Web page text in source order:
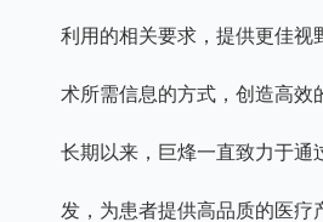
利用的相关要求，提供更佳视
术所需信息的方式，创造高效
长期以来，巨烽一直致力于通
发，为患者提供高品质的医疗